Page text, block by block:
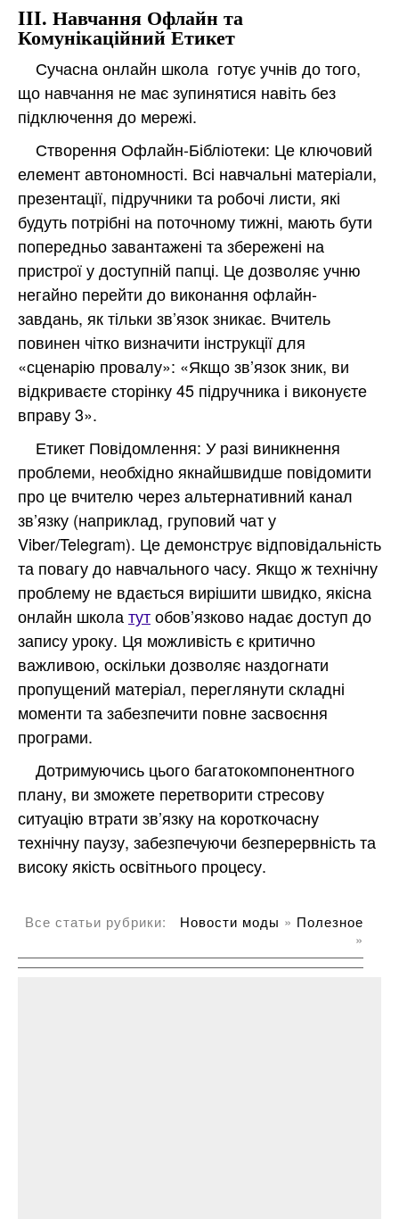
III. Навчання Офлайн та
Комунікаційний Етикет
Сучасна онлайн школа готує учнів до того,
що навчання не має зупинятися навіть без
підключення до мережі.
Створення Офлайн-Бібліотеки: Це ключовий
елемент автономності. Всі навчальні матеріали,
презентації, підручники та робочі листи, які
будуть потрібні на поточному тижні, мають бути
попередньо завантажені та збережені на
пристрої у доступній папці. Це дозволяє учню
негайно перейти до виконання офлайн-
завдань, як тільки зв’язок зникає. Вчитель
повинен чітко визначити інструкції для
«сценарію провалу»: «Якщо зв’язок зник, ви
відкриваєте сторінку 45 підручника і виконуєте
вправу 3».
Етикет Повідомлення: У разі виникнення
проблеми, необхідно якнайшвидше повідомити
про це вчителю через альтернативний канал
зв’язку (наприклад, груповий чат у
Viber/Telegram). Це демонструє відповідальність
та повагу до навчального часу. Якщо ж технічну
проблему не вдається вирішити швидко, якісна
онлайн школатутобов’язково надає доступ до
запису уроку. Ця можливість є критично
важливою, оскільки дозволяє наздогнати
пропущений матеріал, переглянути складні
моменти та забезпечити повне засвоєння
програми.
Дотримуючись цього багатокомпонентного
плану, ви зможете перетворити стресову
ситуацію втрати зв’язку на короткочасну
технічну паузу, забезпечуючи безперервність та
високу якість освітнього процесу.
Все статьи рубрики: Новости моды » Полезное
»